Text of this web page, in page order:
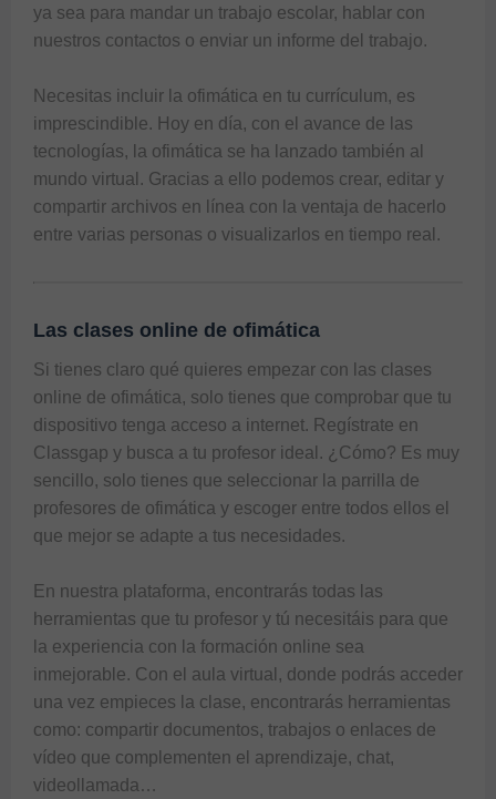
ya sea para mandar un trabajo escolar, hablar con
nuestros contactos o enviar un informe del trabajo.
Necesitas incluir la ofimática en tu currículum, es
imprescindible. Hoy en día, con el avance de las
tecnologías, la ofimática se ha lanzado también al
mundo virtual. Gracias a ello podemos crear, editar y
compartir archivos en línea con la ventaja de hacerlo
entre varias personas o visualizarlos en tiempo real.
Las clases online de ofimática
Si tienes claro qué quieres empezar con las clases
online de ofimática, solo tienes que comprobar que tu
dispositivo tenga acceso a internet. Regístrate en
Classgap y busca a tu profesor ideal. ¿Cómo? Es muy
sencillo, solo tienes que seleccionar la parrilla de
profesores de ofimática y escoger entre todos ellos el
que mejor se adapte a tus necesidades.
En nuestra plataforma, encontrarás todas las
herramientas que tu profesor y tú necesitáis para que
la experiencia con la formación online sea
inmejorable. Con el aula virtual, donde podrás acceder
una vez empieces la clase, encontrarás herramientas
como: compartir documentos, trabajos o enlaces de
vídeo que complementen el aprendizaje, chat,
videollamada…